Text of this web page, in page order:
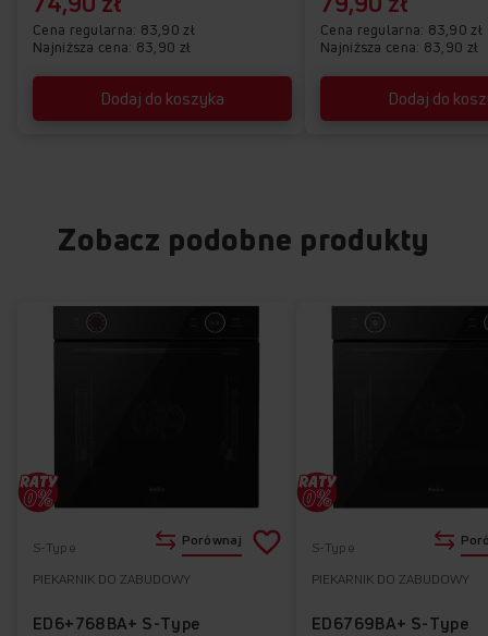
Cena regularna 83,90 zł
Najniższa cena: 83,90 zł
Dodaj do koszyka
Cena regularna 83,90 zł
Najniższa cena: 83,90 zł
Dodaj do
Zobacz podobne produkty
S-Type
PIEKARNIK DO ZABUDOWY
ED6+768BA+ S-Type
Porównaj Dodaj
ulubionych
S-Type
PIEKARNIK DO ZABUDOWY
ED6769BA+ S-Type